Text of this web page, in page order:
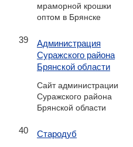
мраморной крошки
оптом в Брянске
39
Администрация
Суражского района
Брянской области
Сайт администрации
Суражского района
Брянской области
40 Стародуб